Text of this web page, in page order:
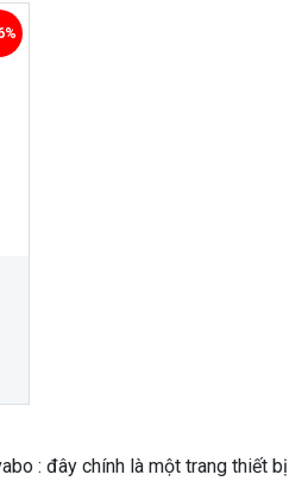
: đây chính là một trang thiết bị